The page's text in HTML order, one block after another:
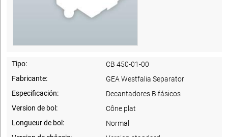
Tipo:
CB 450-01-00
Fabricante:
GEA Westfalia Separator
Especificación:
Decantadores Bifásicos
Version de bol:
Cône plat
Longueur de bol:
Normal